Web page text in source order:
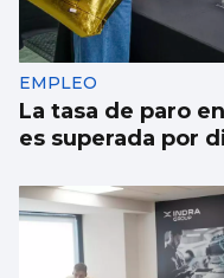
EMPLEO
La tasa de paro
es superada por